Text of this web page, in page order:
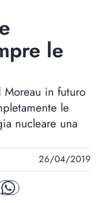
le
in futuro
le
nucleare una
26/04/2019
whatsapp